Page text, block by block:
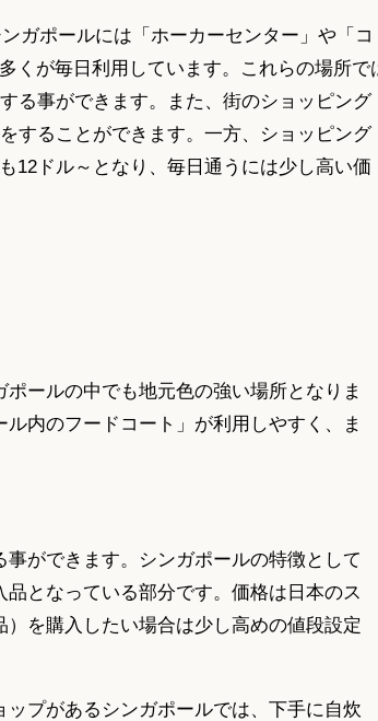
ガポールには「ホーカーセンター」や「コ
くが毎日利用しています。これらの場所で
る事ができます。また、街のショッピング
することができます。一方、ショッピング
12ドル～となり、毎日通うには少し高い価
ールの中でも地元色の強い場所となりま
内のフードコート」が利用しやすく、ま
ができます。シンガポールの特徴として
となっている部分です。価格は日本のス
を購入したい場合は少し高めの値段設定
プがあるシンガポールでは、下手に自炊